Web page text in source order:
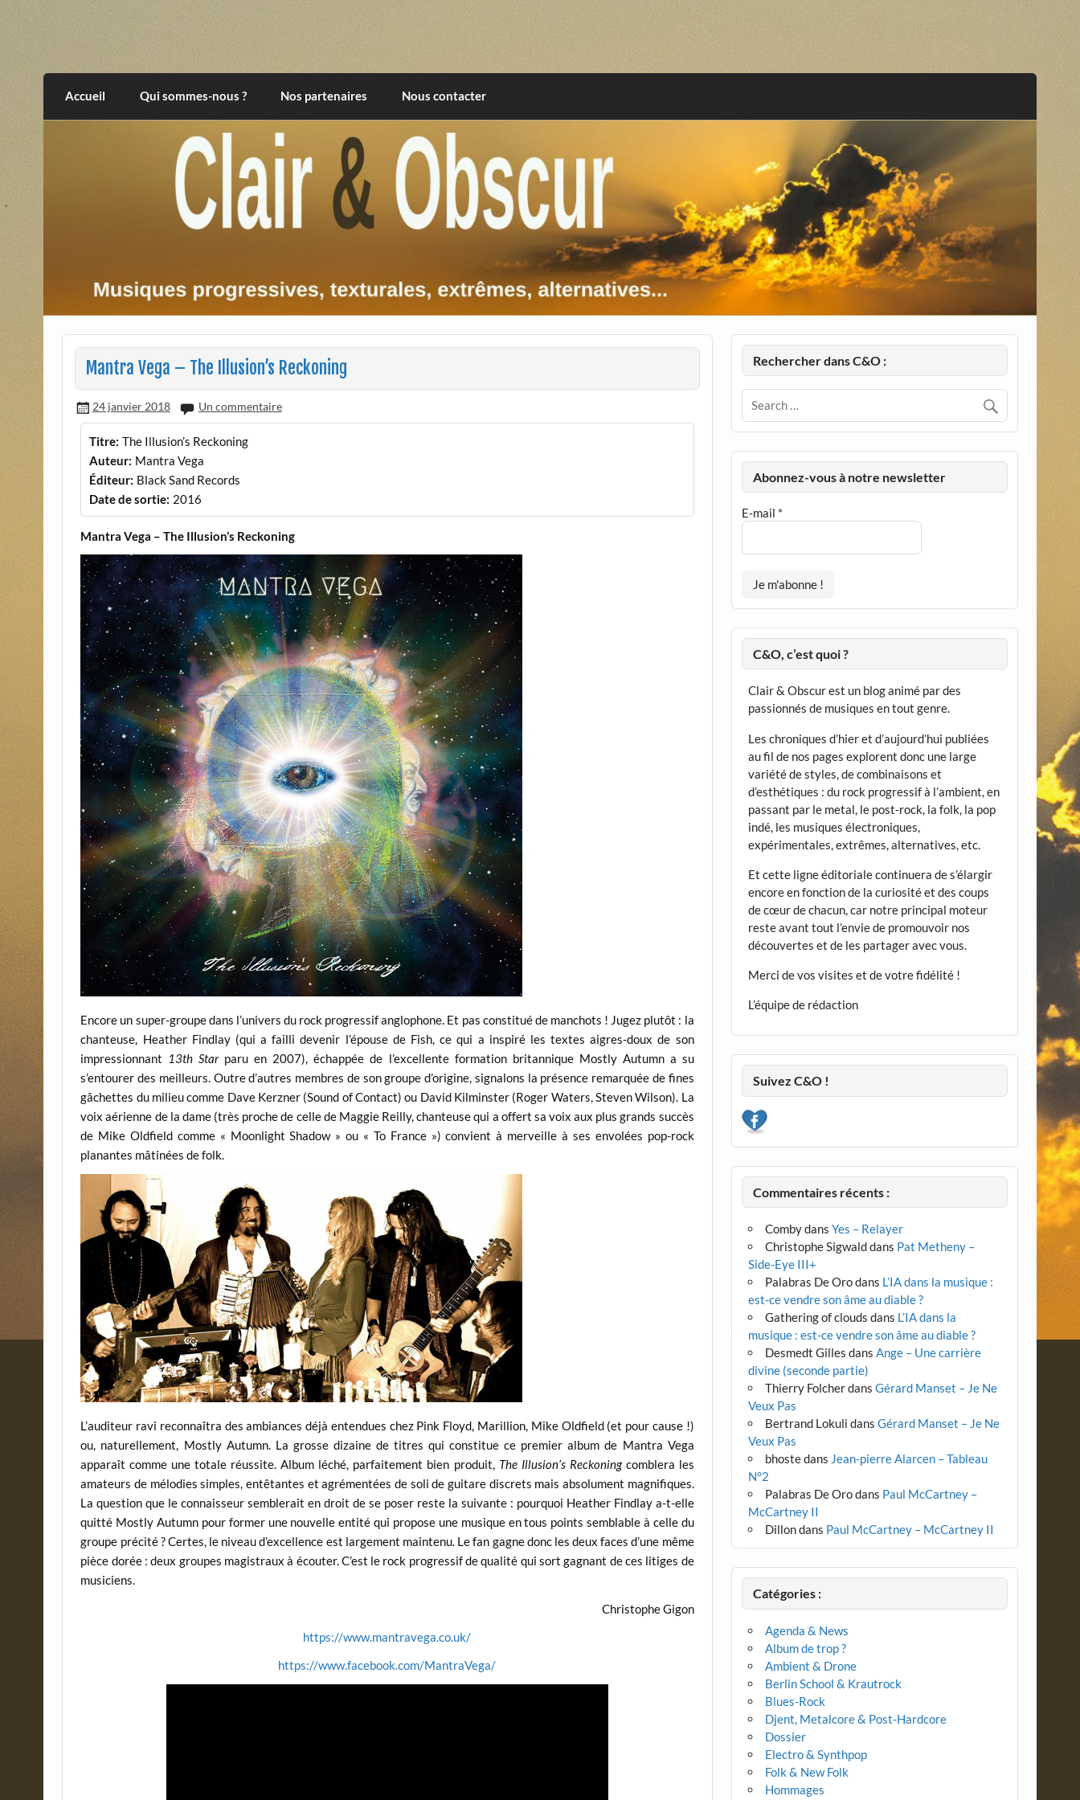
Clair et Obscur
Accueil Qui sommes-nous ? Nos partenaires Nous contacter
Mantra Vega – The Illusion’s Reckoning
24 janvier 2018 Un commentaire
Titre: The Illusion’s Reckoning
Auteur: Mantra Vega
Éditeur: Black Sand Records
Date de sortie: 2016
Mantra Vega – The Illusion’s Reckoning
Encore un super-groupe dans l’univers du rock progressif anglophone. Et pas constitué de manchots ! Jugez plutôt : la
chanteuse, Heather Findlay (qui a failli devenir l’épouse de Fish, ce qui a inspiré les textes aigres-doux de son
impressionnant 13th Starparu en 2007), échappée de l’excellente formation britannique Mostly Autumn a su
s’entourer des meilleurs. Outre d’autres membres de son groupe d’origine, signalons la présence remarquée de fines
gâchettes du milieu comme Dave Kerzner (Sound of Contact) ou David Kilminster (Roger Waters, Steven Wilson). La
voix aérienne de la dame (très proche de celle de Maggie Reilly, chanteuse qui a offert sa voix aux plus grands succès
de Mike Oldfield comme « Moonlight Shadow » ou « To France ») convient à merveille à ses envolées pop-rock
planantes mâtinées de folk.
L’auditeur ravi reconnaîtra des ambiances déjà entendues chez Pink Floyd, Marillion, Mike Oldfield (et pour cause !)
ou, naturellement, Mostly Autumn. La grosse dizaine de titres qui constitue ce premier album de Mantra Vega
apparaît comme une totale réussite. Album léché, parfaitement bien produit, The Illusion’s Reckoningcomblera les
amateurs de mélodies simples, entêtantes et agrémentées de soli de guitare discrets mais absolument magnifiques.
La question que le connaisseur semblerait en droit de se poser reste la suivante : pourquoi Heather Findlay a-t-elle
quitté Mostly Autumn pour former une nouvelle entité qui propose une musique en tous points semblable à celle du
groupe précité ? Certes, le niveau d’excellence est largement maintenu. Le fan gagne donc les deux faces d’une même
pièce dorée : deux groupes magistraux à écouter. C’est le rock progressif de qualité qui sort gagnant de ces litiges de
musiciens.
Christophe Gigon
https://www.mantravega.co.uk/
https://www.facebook.com/MantraVega/
Rechercher dans C&O :
Abonnez-vous à notre newsletter
E-mail *
C&O, c’est quoi ?
Clair & Obscur est un blog animé par des
passionnés de musiques en tout genre.
Les chroniques d’hier et d’aujourd’hui publiées
au fil de nos pages explorent donc une large
variété de styles, de combinaisons et
d’esthétiques : du rock progressif à l’ambient, en
passant par le metal, le post-rock, la folk, la pop
indé, les musiques électroniques,
expérimentales, extrêmes, alternatives, etc.
Et cette ligne éditoriale continuera de s’élargir
encore en fonction de la curiosité et des coups
de cœur de chacun, car notre principal moteur
reste avant tout l’envie de promouvoir nos
découvertes et de les partager avec vous.
Merci de vos visites et de votre fidélité !
L’équipe de rédaction
Suivez C&O !
Commentaires récents :
CombydansYes – Relayer
Christophe Sigwalddans Pat Metheny –
Side-Eye III+
Palabras De Orodans L’IA dans la musique :
est-ce vendre son âme au diable ?
Gathering of clouds dans L’IA dans la
musique : est-ce vendre son âme au diable ?
Desmedt Gilles dansAnge – Une carrière
divine (seconde partie)
Thierry FolcherdansGérard Manset – Je Ne
Veux Pas
Bertrand Lokuli dansGérard Manset – Je Ne
Veux Pas
bhostedans Jean-pierre Alarcen – Tableau
N°2
Palabras De Orodans Paul McCartney –
McCartney II
Dillondans Paul McCartney – McCartney II
Catégories :
Agenda & News
Album de trop ?
Ambient & Drone
Berlin School & Krautrock
Blues-Rock
Djent, Metalcore & Post-Hardcore
Dossier
Electro & Synthpop
Folk & New Folk
Hommages